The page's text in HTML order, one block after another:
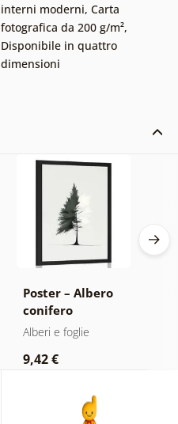
interni moderni, Carta
fotografica da 200 g/m²,
Disponibile in quattro
dimensioni
Poster – Albero
conifero
minimalista
Alberi e foglie
9,42 €